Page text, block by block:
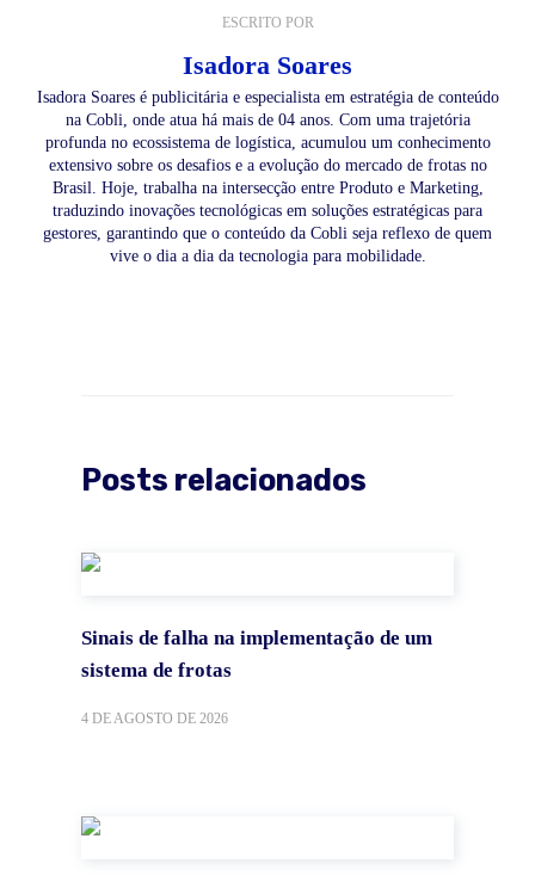
ESCRITO POR
Isadora Soares
Isadora Soares é publicitária e especialista em estratégia de conteúdo
na Cobli, onde atua há mais de 04 anos. Com uma trajetória
profunda no ecossistema de logística, acumulou um conhecimento
extensivo sobre os desafios e a evolução do mercado de frotas no
Brasil. Hoje, trabalha na intersecção entre Produto e Marketing,
traduzindo inovações tecnológicas em soluções estratégicas para
gestores, garantindo que o conteúdo da Cobli seja reflexo de quem
vive o dia a dia da tecnologia para mobilidade.
Posts relacionados
Sinais de falha na implementação de um
sistema de frotas
4 DE AGOSTO DE 2026